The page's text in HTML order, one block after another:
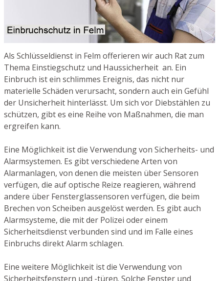
Als Schlüsseldienst in Felm offerieren wir auch Rat zum
Thema Einstiegschutz und Haussicherheit an. Ein
Einbruch ist ein schlimmes Ereignis, das nicht nur
materielle Schäden verursacht, sondern auch ein Gefühl
der Unsicherheit hinterlässt. Um sich vor Diebstählen zu
schützen, gibt es eine Reihe von Maßnahmen, die man
ergreifen kann.
Eine Möglichkeit ist die Verwendung von Sicherheits- und
Alarmsystemen. Es gibt verschiedene Arten von
Alarmanlagen, von denen die meisten über Sensoren
verfügen, die auf optische Reize reagieren, während
andere über Fensterglassensoren verfügen, die beim
Brechen von Scheiben ausgelöst werden. Es gibt auch
Alarmsysteme, die mit der Polizei oder einem
Sicherheitsdienst verbunden sind und im Falle eines
Einbruchs direkt Alarm schlagen.
Eine weitere Möglichkeit ist die Verwendung von
Sicherheitsfenstern und -türen. Solche Fenster und